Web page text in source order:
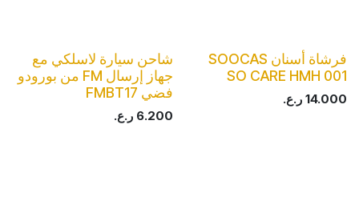
فرشاة أسنان SOOCAS
SO CARE HMH 001
14.000 ر.ع.
شاحن سيارة لاسلكي مع
جهاز إرسال FM من بورودو
فضي FMBT17
6.200 ر.ع.